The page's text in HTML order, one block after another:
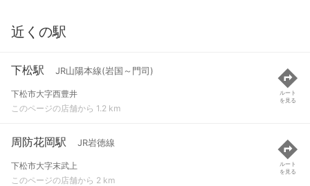
近くの駅
下松駅 JR山陽本線(岩国～門司)
下松市大字西豊井
このページの店舗から 1.2 km
ルート
を見る
周防花岡駅 JR岩徳線
下松市大字末武上
このページの店舗から 2 km
ルート
を見る